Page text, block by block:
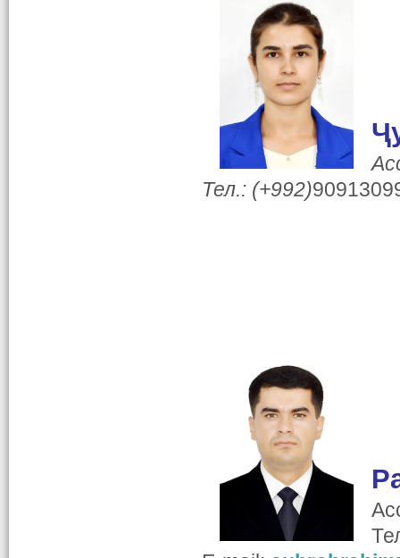
Тел.: (+992)